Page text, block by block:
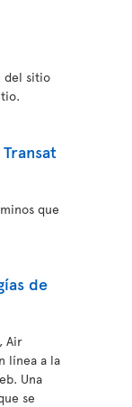
del sitio
que
de
Air
línea a la
Una
se